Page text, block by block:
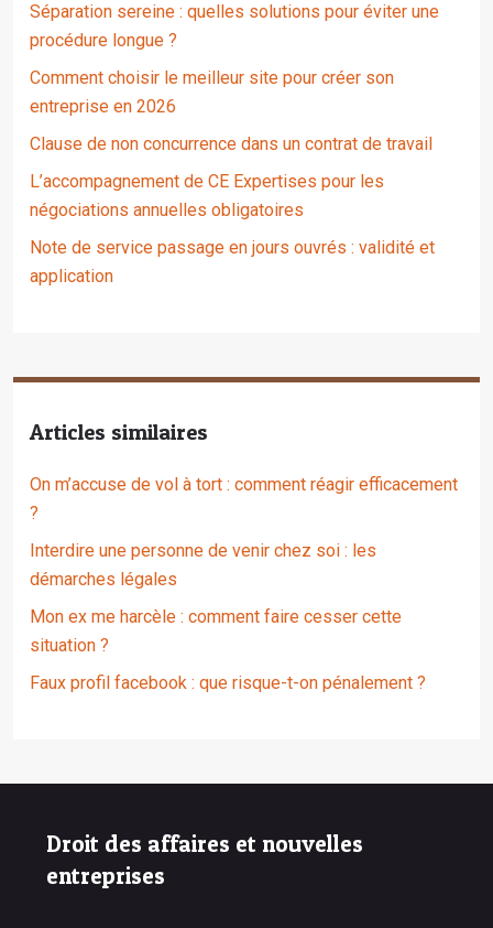
Séparation sereine : quelles solutions pour éviter une
procédure longue ?
Comment choisir le meilleur site pour créer son
entreprise en 2026
Clause de non concurrence dans un contrat de travail
L’accompagnement de CE Expertises pour les
négociations annuelles obligatoires
Note de service passage en jours ouvrés : validité et
application
Articles similaires
On m’accuse de vol à tort : comment réagir efficacement
?
Interdire une personne de venir chez soi : les
démarches légales
Mon ex me harcèle : comment faire cesser cette
situation ?
Faux profil facebook : que risque-t-on pénalement ?
Droit des affaires et nouvelles
entreprises